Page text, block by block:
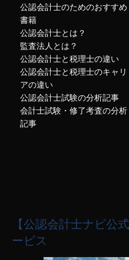
公認会計士のためのおすすめ
書籍
公認会計士とは？
監査法人とは？
公認会計士と税理士の違い
公認会計士と税理士のキャリ
アの違い
公認会計士試験の分析記事
会計士試験・修了考査の分析
記事
【公認会計士ナビ公
ービス